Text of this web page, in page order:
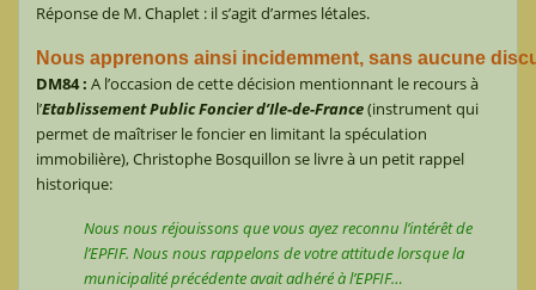
Réponse de M. Chaplet : il s’agit d’armes létales.
Nous apprenons ainsi incidemment, sans aucune
DM84 : A l’occasion de cette décision mentionnant le recours à
l’Etablissement Public Foncier d’Ile-de-France(instrument qui
permet de maîtriser le foncier en limitant la spéculation
immobilière), Christophe Bosquillon se livre à un petit rappel
historique:
Nous nous réjouissons que vous ayez reconnu l’intérêt de
l’EPFIF. Nous nous rappelons de votre attitude lorsque la
municipalité précédente avait adhéré à l’EPFIF…